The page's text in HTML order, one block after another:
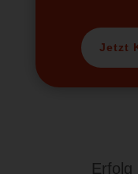
Jetzt
Erfolg